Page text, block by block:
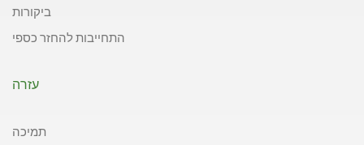
ביקורות
התחייבות להחזר כספי
עזרה
תמיכה